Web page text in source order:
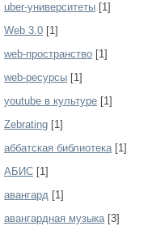
uber-университеты [1]
Web 3.0 [1]
web-пространство [1]
web-ресурсы [1]
youtube в культуре [1]
Zebrating [1]
аббатская библиотека[1]
АБИС [1]
авангард [1]
авангардная музыка[3]